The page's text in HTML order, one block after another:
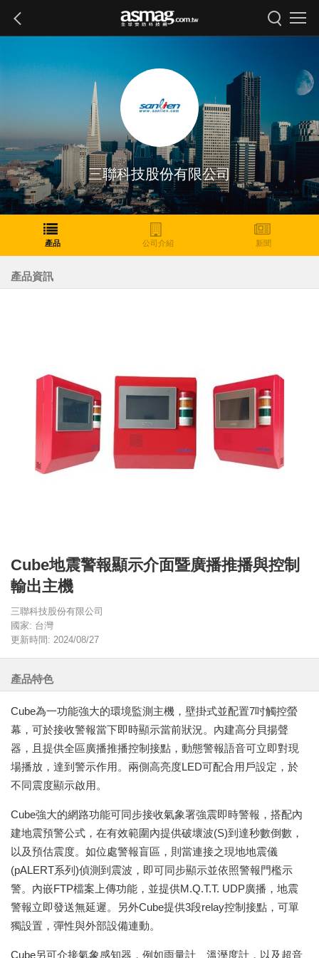
三聯科技股份有限公司
產品 公司介紹 新聞
產品資訊
Cube地震警報顯示介面暨廣播推播與控制
輸出主機
三聯科技股份有限公司
國家: 台灣
更新時間: 2024/08/27
產品特色
Cube為一功能強大的環境監測主機，壁掛式並配置7吋觸控螢
幕，可於接收警報當下即時顯示當前狀況。內建高分貝揚聲
器，且提供全區廣播推播控制接點，動態警報語音可立即對現
場播放，達到警示作用。兩側高亮度LED可配合用戶設定，於
不同震度顯示啟用。
Cube強大的網路功能可同步接收氣象署強震即時警報，搭配內
建地震預警公式，在有效範圍內提供破壞波(S)到達秒數倒數，
以及預估震度。如位處警報盲區，則當連接之現地地震儀
(pALERT系列)偵測到震波，即可同步顯示並依照警報門檻示
警。內嵌FTP檔案上傳功能，並提供M.Q.T.T. UDP廣播，地震
警報立即發送無延遲。另外Cube提供3段relay控制接點，可單
獨設置，彈性與外部設備連動。
Cube另可介接氣象感知器，例如雨量計、溫溼度計，以及超音